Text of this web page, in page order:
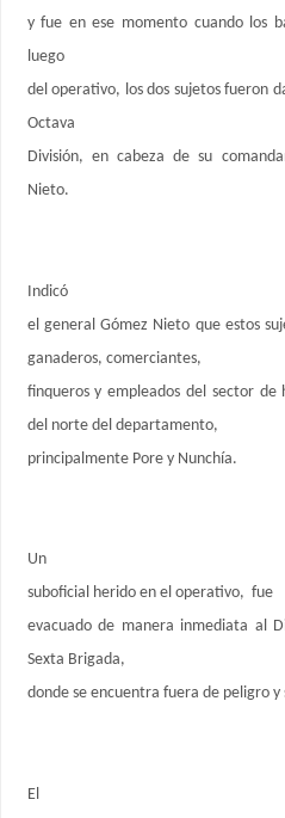
y fue en ese momento cuando los
luego
del operativo, los dos sujetos fueron
Octava
División, en cabeza de su
Nieto.
Indicó
el general Gómez Nieto que estos
ganaderos, comerciantes,
finqueros y empleados del sector
del norte del departamento,
principalmente Pore y Nunchía.
Un
suboficial herido en el operativo, fue
evacuado de manera inmediata al
Sexta Brigada,
donde se encuentra fuera de peligro
El